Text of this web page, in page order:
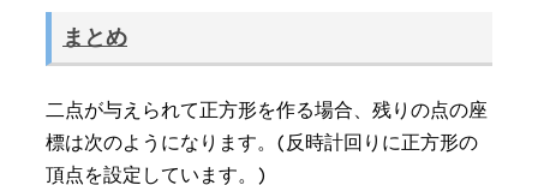
まとめ
二点が与えられて正方形を作る場合、残りの点の座
標は次のようになります。(反時計回りに正方形の
頂点を設定しています。)